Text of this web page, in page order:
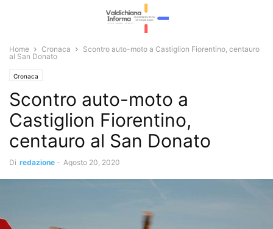
Home Cronaca
Scontro auto-moto a Castiglion Fiorentino, centauro
al San Donato
Cronaca
Scontro auto-moto a
Castiglion Fiorentino,
centauro al San Donato
Di redazione - Agosto 20, 2020